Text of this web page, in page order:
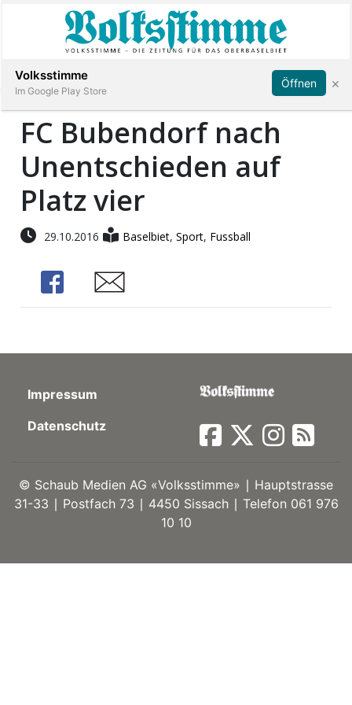
Immobilien
Veranstaltungen
Stellen
Paper
Abonnieren Anmelden
FC Bubendorf nach
Unentschieden auf
Platz vier
29.10.2016 Baselbiet,Sport, Fussball
Share Share
Impressum
Datenschutz
© Schaub Medien AG «Volksstimme» ∣ Hauptstrasse
31-33 ∣ Postfach 73 ∣ 4450 Sissach ∣ Telefon 061 976
10 10
Volksstimme
Im Google Play Store
Öffnen ×